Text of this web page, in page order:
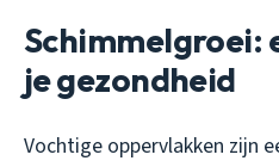
Schimmelgroei:
je gezondheid
Vochtige oppervlakken zijn